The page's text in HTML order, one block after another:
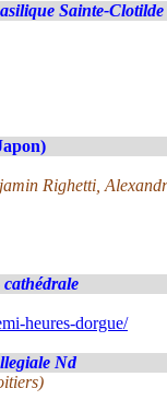
Sainte-Clotilde
Righetti,
cathédrale
heures-dorgue/
Nd